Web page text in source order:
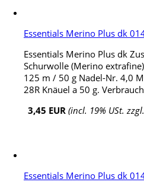
Essentials Merino Plus dk
Essentials Merino Plus dk
Schurwolle (Merino
125 m / 50 g Nadel-Nr. 4,0
28R Knäuel a 50 g.
3,45 EUR (incl. 19% USt. zzgl.
Essentials Merino Plus dk